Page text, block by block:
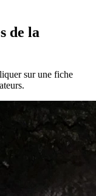
de la
sur une fiche